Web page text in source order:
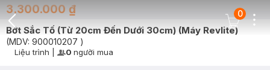
Back Icon
Cart Icon
0
3.300.000 ₫
Bớt Sắc Tố (Từ 20cm Đến Dưới 30cm) (Máy Revlite)
(MDV: 900010207 )
Timer Gray Icon
Liệu trình User Product Icon
0 người mua